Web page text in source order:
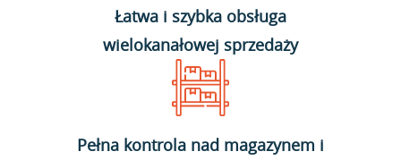
Łatwa i szybka obsługa
wielokanałowej sprzedaży
Pełna kontrola nad magazynem i